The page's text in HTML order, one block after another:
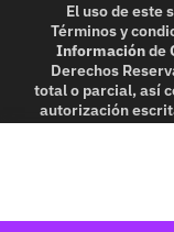
El uso de este
Términos y
Informaciónde
Derechos
total o parcial, así
autorización
in part, or